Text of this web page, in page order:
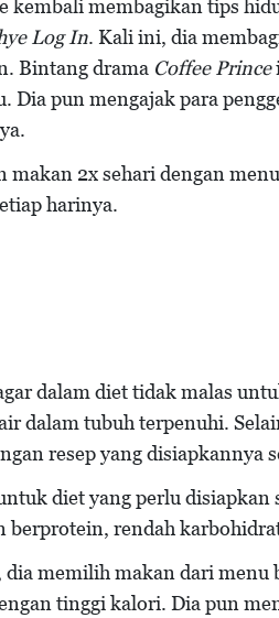
kembali membagikan tips
Log In. Kali ini, dia
Bintang drama Coffee Prince
Dia pun mengajak para
makan 2x sehari dengan
harinya.
dalam diet tidak malas
dalam tubuh terpenuhi.
resep yang disiapkannya
diet yang perlu disiapkan
berprotein, rendah
memilih makan dari menu
tinggi kalori. Dia pun